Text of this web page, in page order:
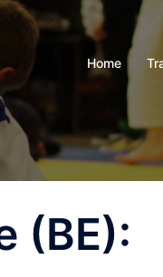
Home
(BE):